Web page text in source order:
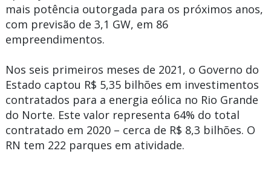
mais potência outorgada para os próximos anos,
com previsão de 3,1 GW, em 86
empreendimentos.
Nos seis primeiros meses de 2021, o Governo do
Estado captou R$ 5,35 bilhões em investimentos
contratados para a energia eólica no Rio Grande
do Norte. Este valor representa 64% do total
contratado em 2020 – cerca de R$ 8,3 bilhões. O
RN tem 222 parques em atividade.